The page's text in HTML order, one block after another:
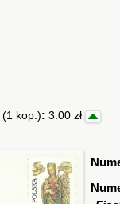
(1 kop.): 3.00 zł